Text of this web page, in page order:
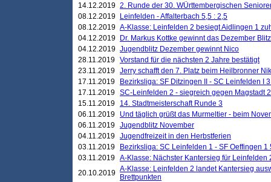
14.12.2019 2. Runde der 30. WÜrttembergischen
08.12.2019
Leinfelden - Affalterbach 5,5 : 2,5
08.12.2019 A-Klasse: Leinfelden 2 besiegt Aidlingen 1
04.12.2019
Dr. Markus Kottke gewinnt das Dezember
04.12.2019 Jugendblitz Dezember gewinnt Nico
28.11.2019 Vorstand für die nächsten 2 Jahre bestätigt
23.11.2019 Jerry schafft den 7. Platz beim Heilbronner
17.11.2019
Bezirksliga: SF Ditzingen II - SC Leinfelden I
17.11.2019 SC-Leinfelden 2 - siegreich gegen Magstadt 2
15.11.2019
14. Stadtmeisterschaft Runde 3
06.11.2019
Und täglich grüßt das Murmeltier - beim
06.11.2019 Jugendblitz November
04.11.2019 Jugendfreizeit in den Herbstferien
03.11.2019
Bezirksliga: SC Leinfelden 1 - SF Oeffingen 1
03.11.2019 A-Klasse: Nächster Kantersieg für Leinfelden
20.10.2019 A-Klasse: Leinfelden 2 landet Kantersieg
Brettpunkten